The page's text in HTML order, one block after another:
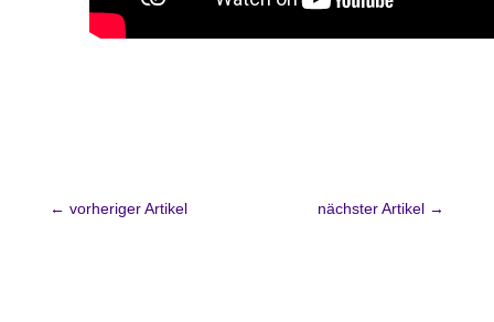
← vorheriger Artikel nächster Artikel →